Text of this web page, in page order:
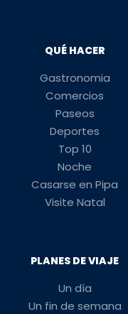
QUÉ HACER
Gastronomia
Comercios
Paseos
Deportes
Top 10
Noche
Casarse en Pipa
Visite Natal
PLANES DE VIAJE
Un día
Un fin de semana